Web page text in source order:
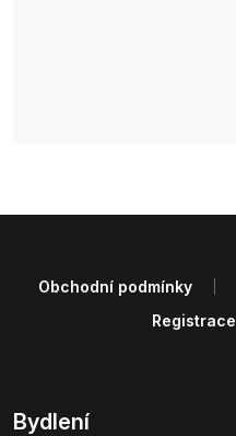
Bydlení
Obchodní podmínky
Registrace